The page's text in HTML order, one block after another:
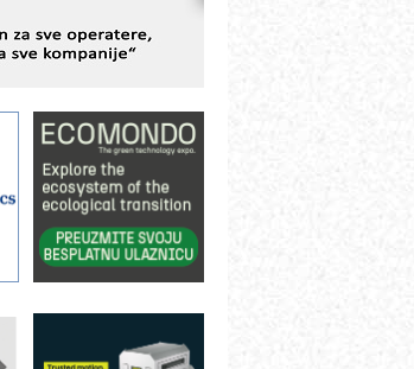
koje
hidrauličkih
– japanska
fluida
– Napredna
u hidrauličkim i
Rittal
energijom